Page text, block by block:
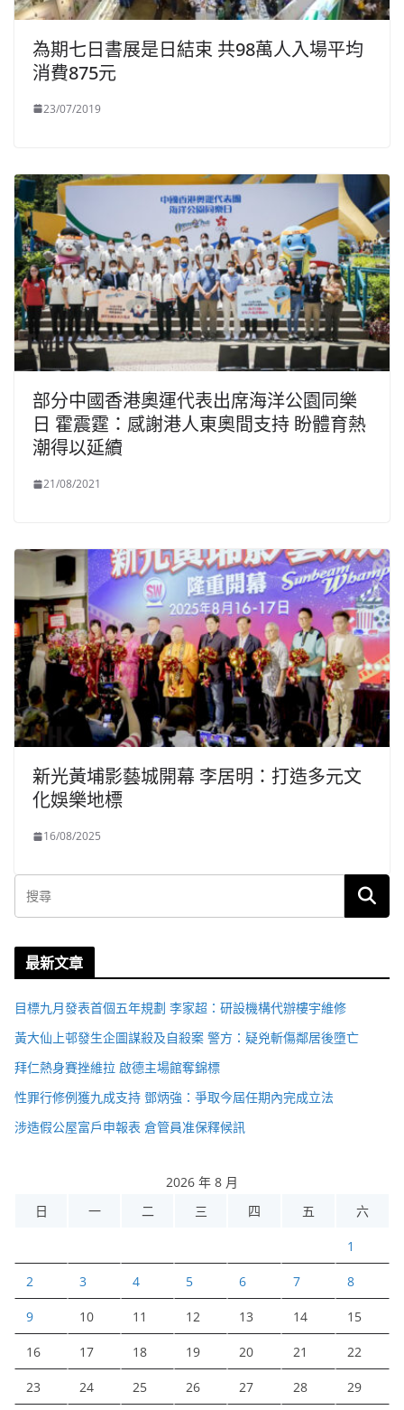
為期七日書展是日結束 共98萬人入場平均
消費875元
23/07/2019
部分中國香港奧運代表出席海洋公園同樂
日 霍震霆：感謝港人東奧間支持 盼體育熱
潮得以延續
21/08/2021
新光黃埔影藝城開幕 李居明：打造多元文
化娛樂地標
16/08/2025
最新文章
目標九月發表首個五年規劃 李家超：研設機構代辦樓宇維修
黃大仙上邨發生企圖謀殺及自殺案 警方：疑兇斬傷鄰居後墮亡
拜仁熱身賽挫維拉 啟德主場館奪錦標
性罪行修例獲九成支持 鄧炳強：爭取今屆任期內完成立法
涉造假公屋富戶申報表 倉管員准保釋候訊
2026 年 8 月
日
一 二 三 四 五 六
1
2 3 4 5 6 7 8
9 10 11 12 13 14 15
16 17 18 19 20 21 22
23 24 25 26 27 28 29